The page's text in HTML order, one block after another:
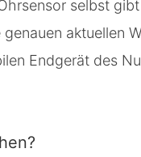
selbst
aktuellen
Endgerät des